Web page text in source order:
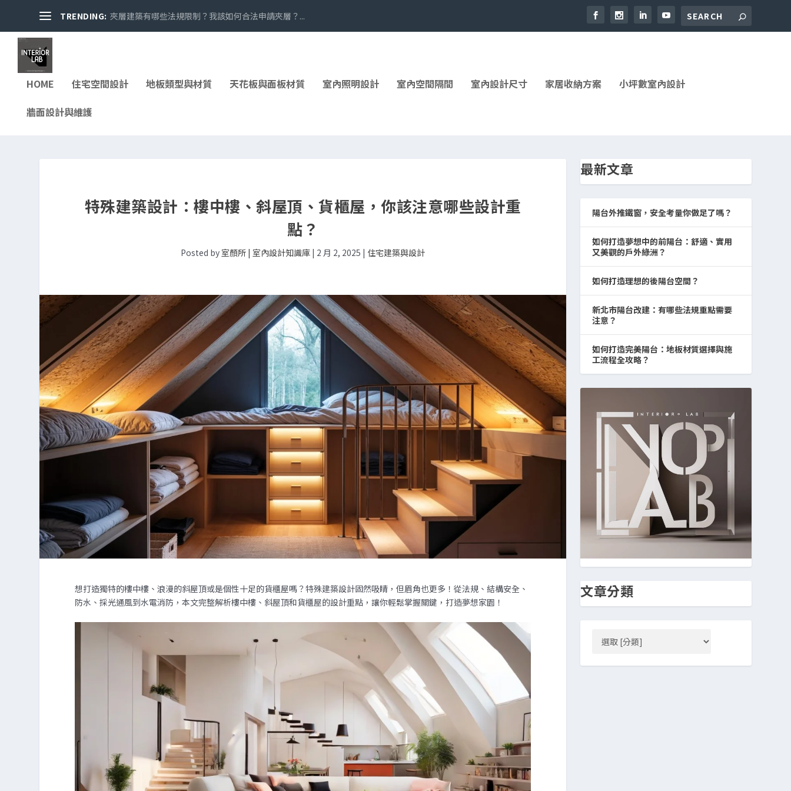
TRENDING: 夾層建築有哪些法規限制？我該如何合法申請夾層？...
HOME 住宅空間設計 地板類型與材質 天花板與面板材質 室內照明設計 室內空間隔間 室內設計尺寸 家居收納方案
小坪數室內設計
牆面設計與維護
特殊建築設計：樓中樓、斜屋頂、貨櫃屋，你該注意哪些設計重
點？
Posted by 室顏所 | 室內設計知識庫 | 2 月 2, 2025 | 住宅建築與設計
想打造獨特的樓中樓、浪漫的斜屋頂或是個性十足的貨櫃屋嗎？特殊建築設計固然吸睛，但眉角也更多！從法規、結構安全、
防水、採光通風到水電消防，本文完整解析樓中樓、斜屋頂和貨櫃屋的設計重點，讓你輕鬆掌握關鍵，打造夢想家園！
最新文章
陽台外推鐵窗，安全考量你做足了嗎？
如何打造夢想中的前陽台：舒適、實用
又美觀的戶外綠洲？
如何打造理想的後陽台空間？
新北市陽台改建：有哪些法規重點需要
注意？
如何打造完美陽台：地板材質選擇與施
工流程全攻略？
文章分類